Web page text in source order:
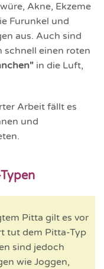
Akne, Ekzeme
Furunkel und
aus. Auch sind
schnell einen roten
in die Luft,
Arbeit fällt es
und
Pitta gilt es vor
tut dem Pitta-Typ
sind jedoch
wie Joggen,